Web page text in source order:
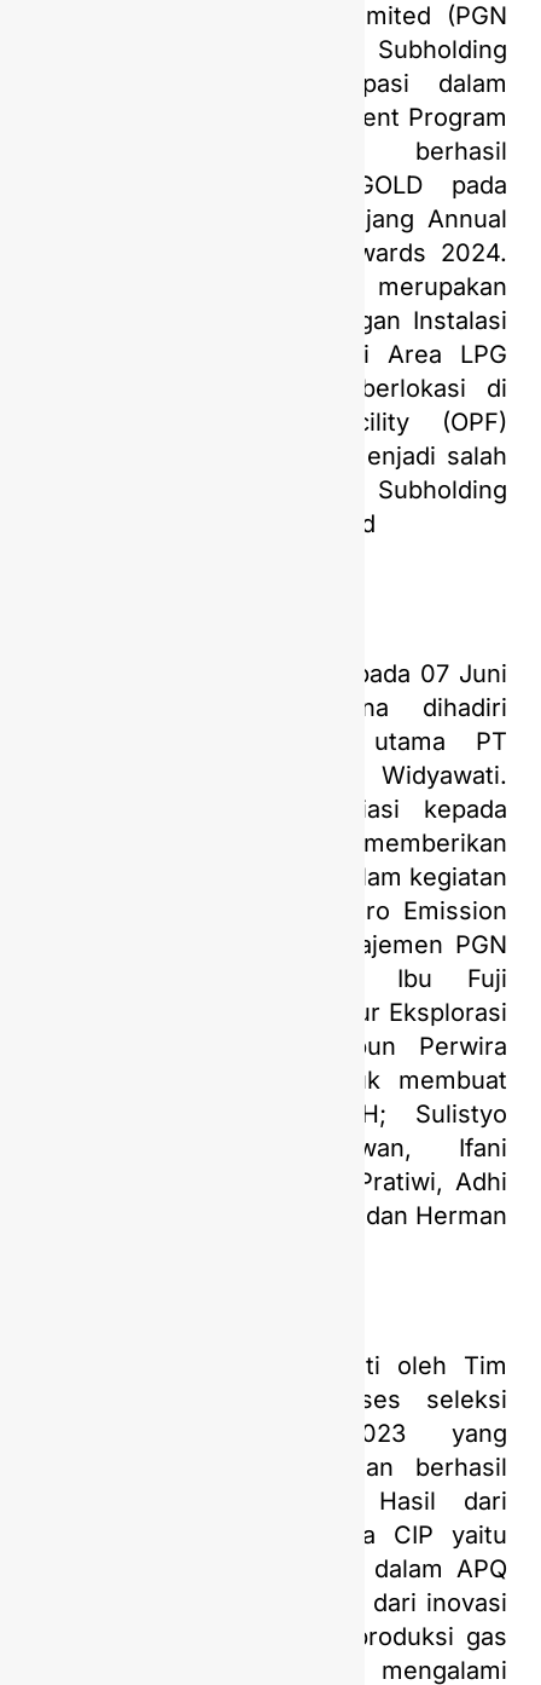
Saka Indonesia Pangkah Limited (PGN
Saka) sebagai afiliasi PGN Subholding
Gas Pertamina berpartisipasi dalam
ajang Continuous Improvement Program
(CIP) Subholding Gas berhasil
mendapatkan peringkat GOLD pada
tahun 2023 dan lolos ke ajang Annual
Pertamina Quality (APQ) Awards 2024.
Inovasi yang diajukan merupakan
optimasi produksi LPG dengan Instalasi
LPG Plant Recycle Line di Area LPG
Processing Facility yang berlokasi di
Onshore Processing Facility (OPF)
Gresik. PGN Saka terpilih menjadi salah
satu perwakilan/finalis dari Subholding
Gas yang lolos ke APQ Award
APQ Award yang diadakan pada 07 Juni
2024 di Grha Pertamina dihadiri
langsung oleh Direktur utama PT
Pertamina (Persero) Nicke Widyawati.
Beliau memberikan apresiasi kepada
seluruh Perwira yang sudah memberikan
kontribusi dan berinovasi dalam kegiatan
ini dan mendukung Net Zero Emission
2060. Dari perwakilan manajemen PGN
Saka yang hadir yaitu Ibu Fuji
Koesumadewi selaku Direktur Eksplorasi
dan Pengembangan. Adapun Perwira
Saka yang berinisiasi untuk membuat
inovasi yaitu tim SIPLAH; Sulistyo
Handoko, Indra Gunawan, Ifani
Ramadhani, Prasojo, Lusia Pratiwi, Adhi
Kurniawan, Hannan Fathoni, dan Herman
Proses panjang yang diikuti oleh Tim
SIPLAH dimulai dari proses seleksi
inovasi pada CIP 2023 yang
dilaksanakan oleh PGN dan berhasil
meraih peringkat GOLD. Hasil dari
prestasi yang didapat pada CIP yaitu
terpilih untuk berpartisipasi dalam APQ
Award 2024. Latar belakang dari inovasi
ini yaitu pada tahun 2023 produksi gas
dari Offshore diproyeksi mengalami